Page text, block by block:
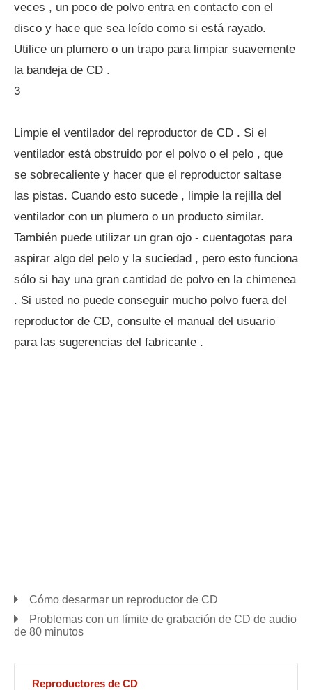
veces , un poco de polvo entra en contacto con el
disco y hace que sea leído como si está rayado.
Utilice un plumero o un trapo para limpiar suavemente
la bandeja de CD .
3
Limpie el ventilador del reproductor de CD . Si el
ventilador está obstruido por el polvo o el pelo , que
se sobrecaliente y hacer que el reproductor saltase
las pistas. Cuando esto sucede , limpie la rejilla del
ventilador con un plumero o un producto similar.
También puede utilizar un gran ojo - cuentagotas para
aspirar algo del pelo y la suciedad , pero esto funciona
sólo si hay una gran cantidad de polvo en la chimenea
. Si usted no puede conseguir mucho polvo fuera del
reproductor de CD, consulte el manual del usuario
para las sugerencias del fabricante .
Cómo desarmar un reproductor de CD
Problemas con un límite de grabación de CD de audio
de 80 minutos
Reproductores de CD